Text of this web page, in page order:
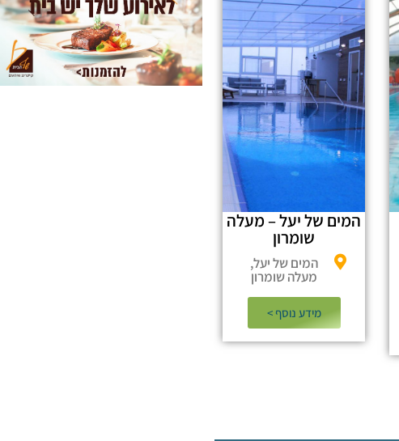
המים של יעל – מעלה
שומרון
המים של יעל,
מעלה שומרון
מידע נוסף >​